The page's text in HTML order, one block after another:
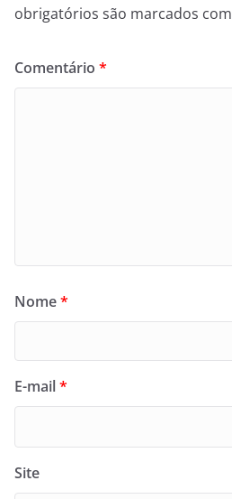
obrigatórios são marcados com
Comentário *
Nome*
E-mail*
Site